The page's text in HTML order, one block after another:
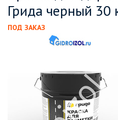
Грида черный 30
ПОД ЗАКАЗ